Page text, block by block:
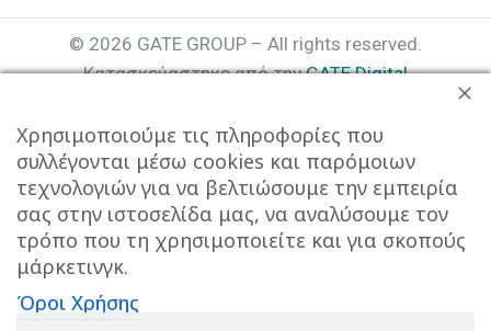
© 2026 GATE GROUP – All rights reserved.
Κατασκεύαστηκε από τηνGATE Digital
Αριθμός Γ.Ε.ΜΗ. : 077935642000
Χρησιμοποιούμε τις πληροφορίες που
συλλέγονται μέσω cookies και παρόμοιων
τεχνολογιών για να βελτιώσουμε την εμπειρία
σας στην ιστοσελίδα μας, να αναλύσουμε τον
τρόπο που τη χρησιμοποιείτε και για σκοπούς
μάρκετινγκ.
Όροι Χρήσης